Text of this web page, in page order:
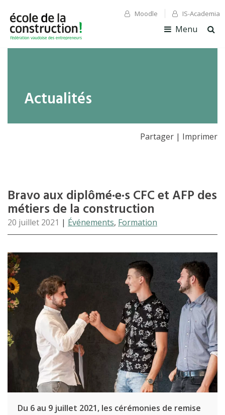
✕ Fermer
✕ Fermer
Moodle IS-Academia
Menu
la
Actualités
Partager | Imprimer
Bravo aux diplômé·e·s CFC et AFP des
métiers de la construction
20 juillet 2021 | Événements, Formation
Du 6 au 9 juillet 2021, les cérémonies de remise